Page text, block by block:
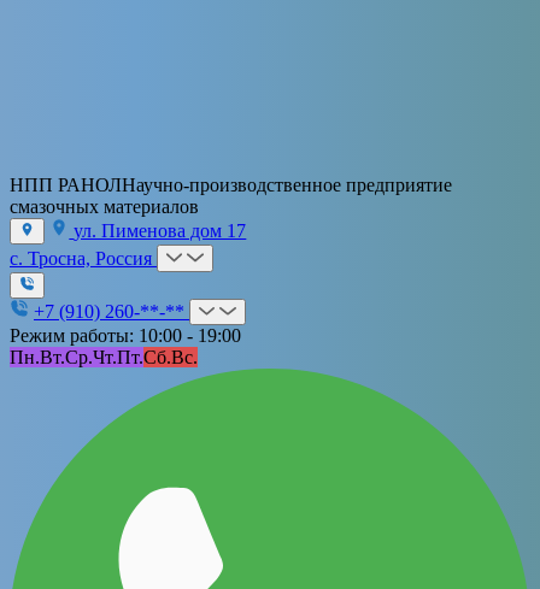
НПП РАНОЛНаучно-производственное предприятие
смазочных материалов
ул. Пименова дом 17
с. Тросна, Россия
+7 (910) 260-**-**
Режим работы: 10:00 - 19:00
Пн.Вт.Ср.Чт.Пт.Сб.Вс.